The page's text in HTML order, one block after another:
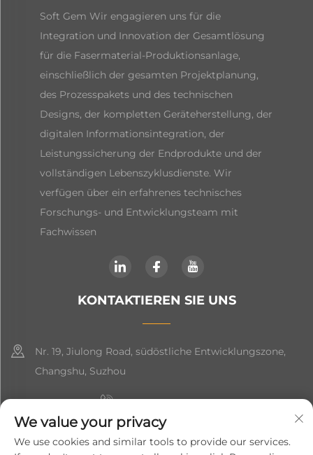
Soft Gem Wir engagieren uns für die
Integration und Innovation der Gesamtlösung
für die Fasermaterial-Produktionsanlage,
einschließlich der gesamten Projektplanung,
des Prozesspakets und des technischen
Designs, der kompletten Geräteherstellung, der
digitalen Informationsintegration, der
Leistungssicherung der Endprodukte und der
vollständigen Lebenszyklusdienste. Wir
verfügen über ein erfahrenes technisches
Forschungs- und Entwicklungsteam mit
Fachwissen
KONTAKTIEREN SIE UNS
Nr. 19, Jiulong Road, südöstliche Entwicklungszone,
Changshu, Suzhou
+86-19906239903
[email protected]
We value your privacy
We use cookies and similar tools to provide our services.